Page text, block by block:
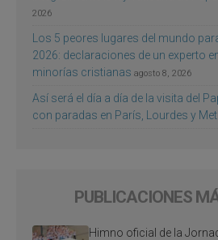
2026
Los 5 peores lugares del mundo
2026: declaraciones de un experto
minorías cristianas agosto 8, 2026
Así será el día a día de la visita del
con paradas en París, Lourdes y
PUBLICACIONES
Himno oficial de la